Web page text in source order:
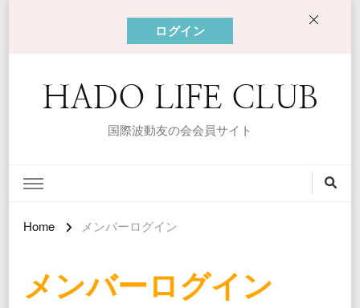
ログイン
HADO LIFE CLUB
国際波動友の会会員サイト
Home メンバーログイン
メンバーログイン